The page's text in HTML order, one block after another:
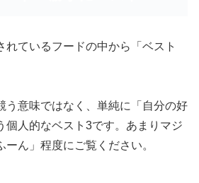
れているフードの中から「ベスト
う意味ではなく、単純に「自分の好
個人的なベスト3です。あまりマジ
ーん」程度にご覧ください。